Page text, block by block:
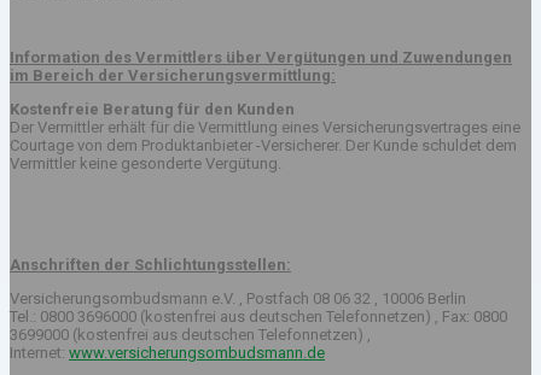
Information des Vermittlers über Vergütungen und Zuwendungen
im Bereich der Versicherungsvermittlung:
Kostenfreie Beratung für den Kunden
Der Vermittler erhält für die Vermittlung eines Versicherungsvertrages eine
Courtage von dem Produktanbieter -Versicherer. Der Kunde schuldet dem
Vermittler keine gesonderte Vergütung.
Anschriften der Schlichtungsstellen:
Versicherungsombudsmann e.V. , Postfach 08 06 32 , 10006 Berlin
Tel.: 0800 3696000 (kostenfrei aus deutschen Telefonnetzen) , Fax: 0800
3699000 (kostenfrei aus deutschen Telefonnetzen) ,
Internet: www.versicherungsombudsmann.de